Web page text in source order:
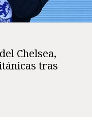
Chelsea,
tras